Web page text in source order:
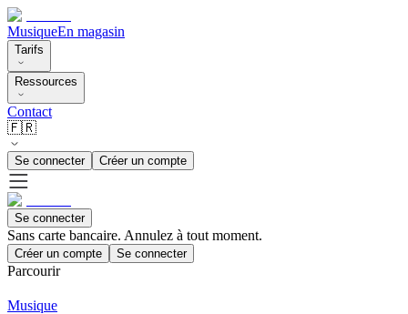
MusiqueEn magasin
Tarifs
Ressources
Contact
🇫🇷
Se connecter Créer un compte
Se connecter
Sans carte bancaire. Annulez à tout moment.
Créer un compte Se connecter
Parcourir
Musique